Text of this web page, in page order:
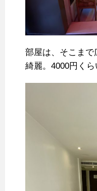
部屋は、そこまで
綺麗。4000円くら